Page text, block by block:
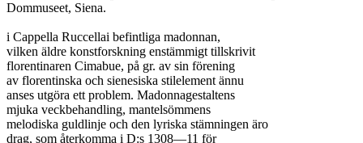
Dommuseet, Siena.
i Cappella Ruccellai befintliga madonnan,
vilken äldre konstforskning enstämmigt tillskrivit
florentinaren Cimabue, på gr. av sin förening
av florentinska och sienesiska stilelement ännu
anses utgöra ett problem. Madonnagestaltens
mjuka veckbehandling, mantelsömmens
melodiska guldlinje och den lyriska stämningen äro
drag, som återkomma i D:s 1308—11 för